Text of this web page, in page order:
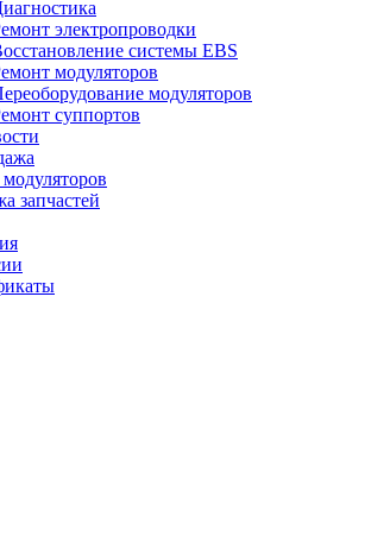
электропроводки
системы EBS
модуляторов
модуляторов
суппортов
запчастей